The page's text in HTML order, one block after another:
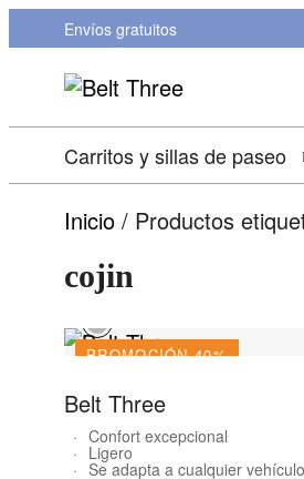
Envíos gratuitos
Carritos y sillas de paseo
Inicio / Productos
cojin
PROMOCIÓN 40%
Belt Three
Confort excepcional
Ligero
Se adapta a cualquier vehículo